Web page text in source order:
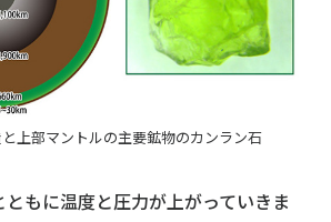
上部マントルの主要鉱物のカンラン石
もに温度と圧力が上がっていきま